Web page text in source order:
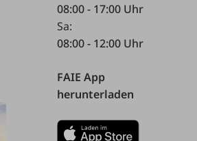
08:00 - 17:00 Uhr
Sa:
08:00 - 12:00 Uhr
FAIE App
herunterladen